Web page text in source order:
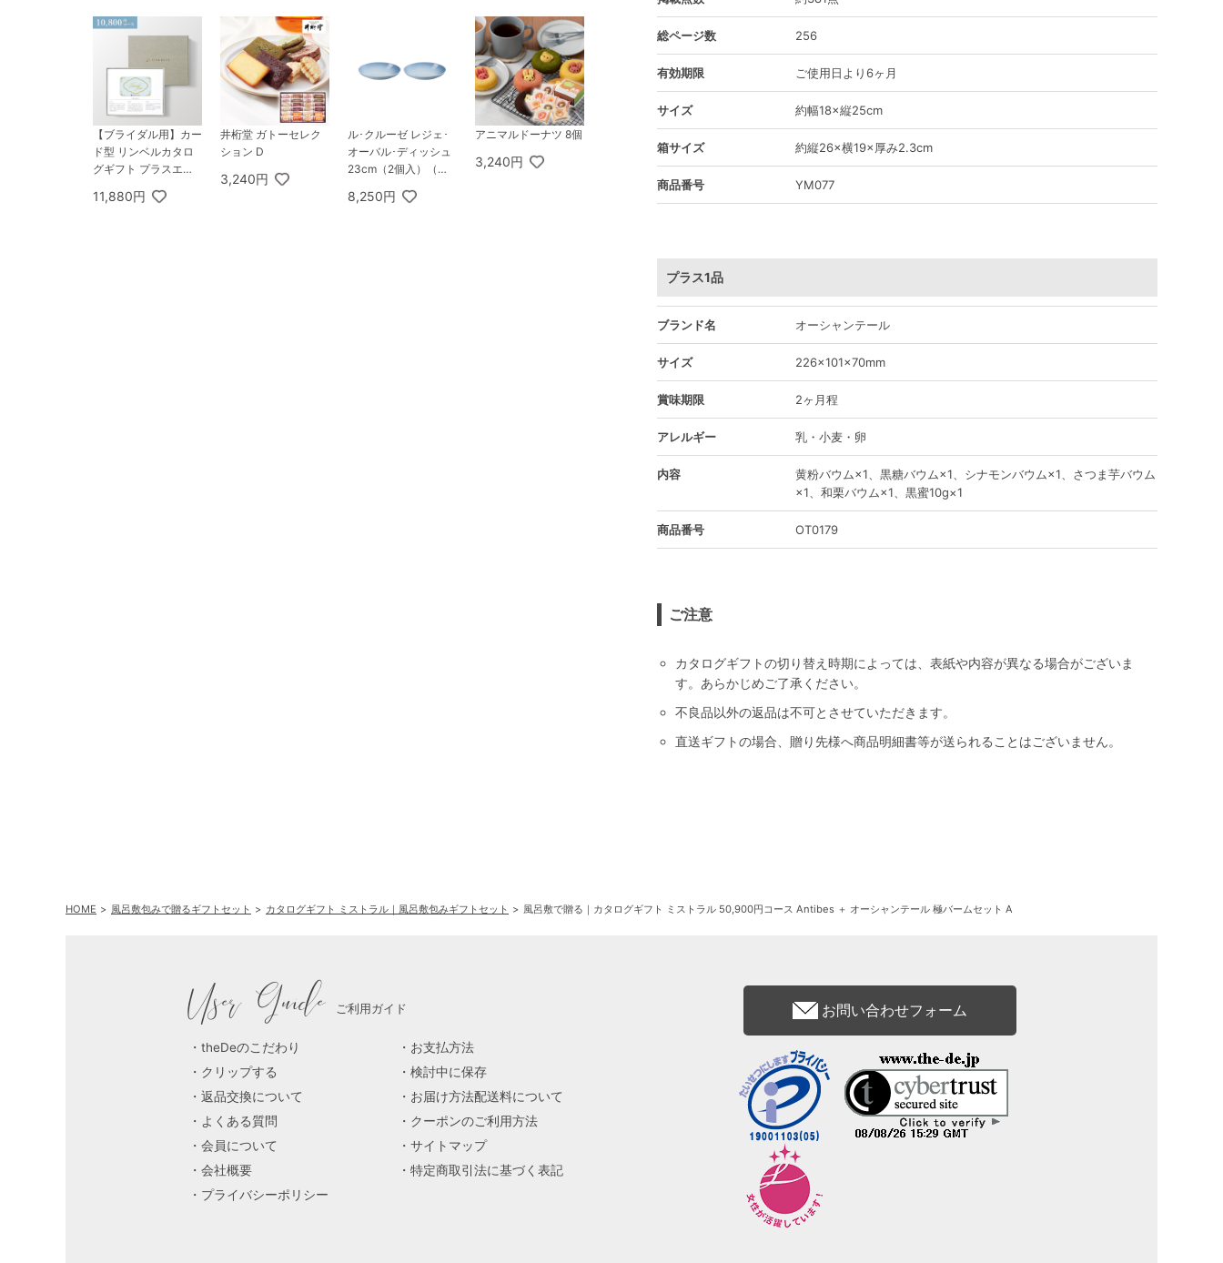
【ブライダル用】カー
ド型 リンベルカタロ
グギフト プラスエコ
CLASSIC） 10,800円
11,880円
井桁堂 ガトーセレク
ション D
3,240円
ル･クルーゼ レジェ･
オーバル･ディッシュ
23cm（2個入）（コ
8,250円
アニマルドーナツ 8個
3,240円
総ページ数 256
有効期限 ご使用日より6ヶ月
サイズ 約幅18×縦25cm
箱サイズ 約縦26×横19×厚み2.3cm
商品番号 YM077
プラス1品
ブランド名 オーシャンテール
サイズ 226×101×70mm
賞味期限 2ヶ月程
アレルギー 乳・小麦・卵
内容
黄粉バウム×1、黒糖バウム×1、シナモンバウム×1、さつま芋バウム
×1、和栗バウム×1、黒蜜10g×1
商品番号 OT0179
ご注意
カタログギフトの切り替え時期によっては、表紙や内容が異なる場合がございま
す。あらかじめご了承ください。
不良品以外の返品は不可とさせていただきます。
直送ギフトの場合、贈り先様へ商品明細書等が送られることはございません。
HOME 風呂敷包みで贈るギフトセット カタログギフト ミストラル｜風呂敷包みギフトセット 風呂敷で贈る｜カタログギフト ミストラル 50,900円コース Antibes ＋ オーシャンテール 極バームセット A
User Guide ご利用ガイド
theDeのこだわり
お支払方法
クリップする
検討中に保存
返品交換について
お届け方法配送料について
よくある質問
クーポンのご利用方法
会員について
サイトマップ
会社概要
特定商取引法に基づく表記
プライバシーポリシー
お問い合わせフォーム